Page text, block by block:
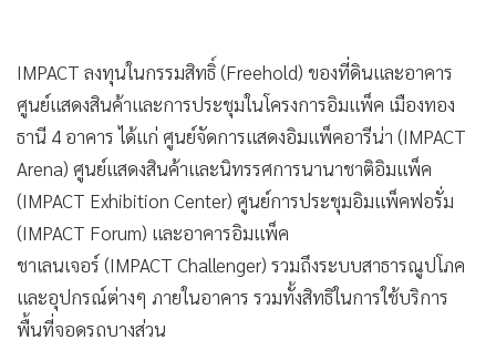
• วิทยาศาสตร์
• SMEs
• หุ้น
• อินโดจีน
• กองทุนรวม
Celeb Online
Factcheck
•
ญี่ปุ่น
IMPACT ลงทุนในกรรมสิทธิ์ (Freehold) ของที่ดินและอาคาร
ศูนย์แสดงสินค้าและการประชุมในโครงการอิมแพ็ค เมืองทอง
ธานี 4 อาคาร ได้แก่ ศูนย์จัดการแสดงอิมแพ็คอารีน่า (IMPACT
Arena) ศูนย์แสดงสินค้าและนิทรรศการนานาชาติอิมแพ็ค
(IMPACT Exhibition Center) ศูนย์การประชุมอิมแพ็คฟอรั่ม
(IMPACT Forum) และอาคารอิมแพ็ค
ชาเลนเจอร์ (IMPACT Challenger) รวมถึงระบบสาธารณูปโภค
และอุปกรณ์ต่างๆ ภายในอาคาร รวมทั้งสิทธิในการใช้บริการ
พื้นที่จอดรถบางส่วน